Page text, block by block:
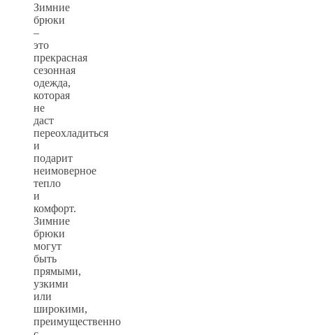
Зимние
брюки
–
это
прекрасная
сезонная
одежда,
которая
не
даст
переохладиться
и
подарит
неимоверное
тепло
и
комфорт.
Зимние
брюки
могут
быть
прямыми,
узкими
или
широкими,
преимущественно